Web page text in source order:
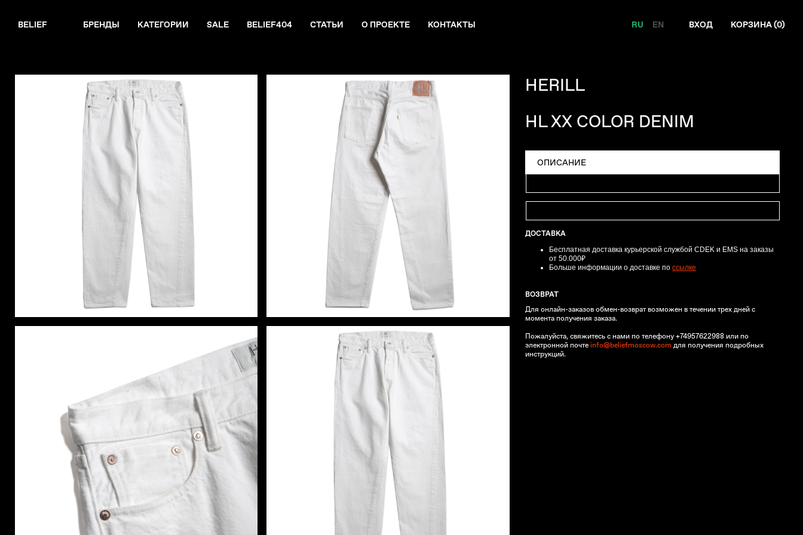
BELIEF БРЕНДЫ КАТЕГОРИИ SALE BELIEF404 СТАТЬИ О ПРОЕКТЕ КОНТАКТЫ RU EN ВХОД КОРЗИНА (0)
HERILL
HL XX COLOR DENIM
ОПИСАНИЕ
ДОСТАВКА
Бесплатная доставка курьерской службой CDEK и EMS на заказы
от 50.000₽
Больше информации о доставке поссылке
ВОЗВРАТ
Для онлайн-заказов обмен-возврат возможен в течении трех дней с
момента получения заказа.
Пожалуйста, свяжитесь с нами по телефону +74957622988 или по
электронной почтеinfo@beliefmoscow.com для получения подробных
инструкций.